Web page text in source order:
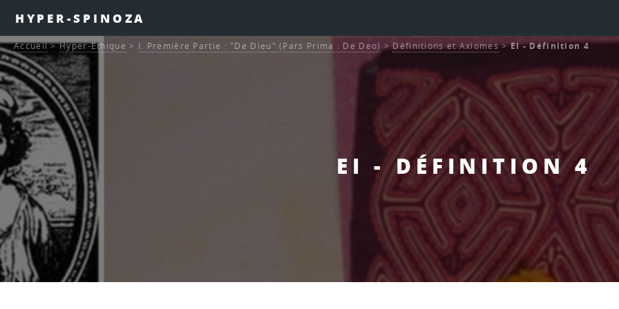
HYPER-SPINOZA
EI - DÉFINITION 4
Accueil>Hyper-Ethique > I. Première Partie : "De Dieu" (Pars Prima : De Deo) >Définitions et Axiomes>EI - Définition 4